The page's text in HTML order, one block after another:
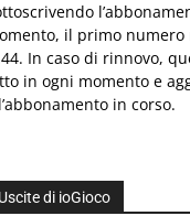
il primo
In caso di rinnovo,
in ogni momento e
in corso.
Uscite di ioGioco